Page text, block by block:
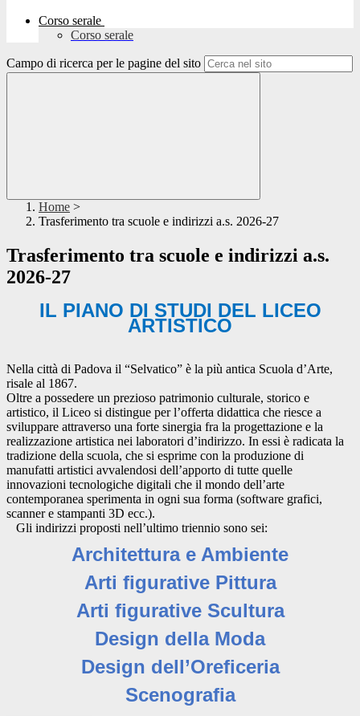
Corso serale
Corso serale
Campo di ricerca per le pagine del sito
Home >
Trasferimento tra scuole e indirizzi a.s. 2026-27
Trasferimento tra scuole e indirizzi a.s.
2026-27
IL PIANO DI STUDI DEL LICEO
ARTISTICO
Nella città di Padova il “Selvatico” è la più antica Scuola d’Arte,
risale al 1867.
Oltre a possedere un prezioso patrimonio culturale, storico e
artistico, il Liceo si distingue per l’offerta didattica che riesce a
sviluppare attraverso una forte sinergia fra la progettazione e la
realizzazione artistica nei laboratori d’indirizzo. In essi è radicata la
tradizione della scuola, che si esprime con la produzione di
manufatti artistici avvalendosi dell’apporto di tutte quelle
innovazioni tecnologiche digitali che il mondo dell’arte
contemporanea sperimenta in ogni sua forma (software grafici,
scanner e stampanti 3D ecc.).
Gli indirizzi proposti nell’ultimo triennio sono sei:
Architettura e Ambiente
Arti figurativePittura
Arti figurative Scultura
Design della Moda
Design dell’Oreficeria
Scenografia